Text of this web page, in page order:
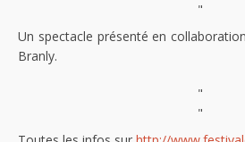
"
Un spectacle présenté en
Branly.
"
"